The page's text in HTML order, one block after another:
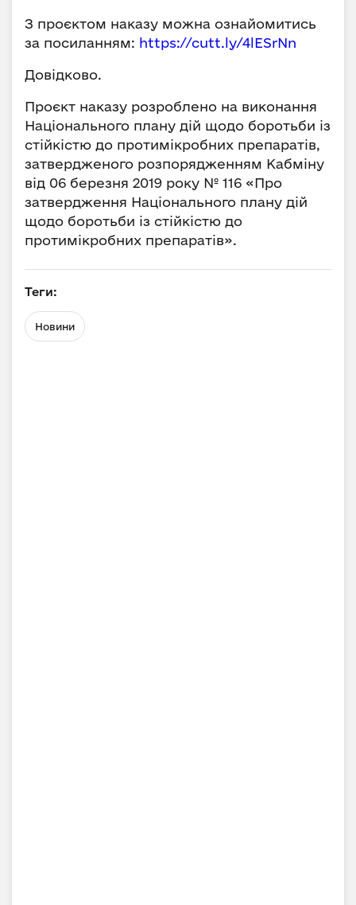
З проєктом наказу можна ознайомитись
за посиланням: https://cutt.ly/4lESrNn
Довідково.
Проєкт наказу розроблено на виконання
Національного плану дій щодо боротьби із
стійкістю до протимікробних препаратів,
затвердженого розпорядженням Кабміну
від 06 березня 2019 року № 116 «Про
затвердження Національного плану дій
щодо боротьби із стійкістю до
протимікробних препаратів».
Теги:
Новини